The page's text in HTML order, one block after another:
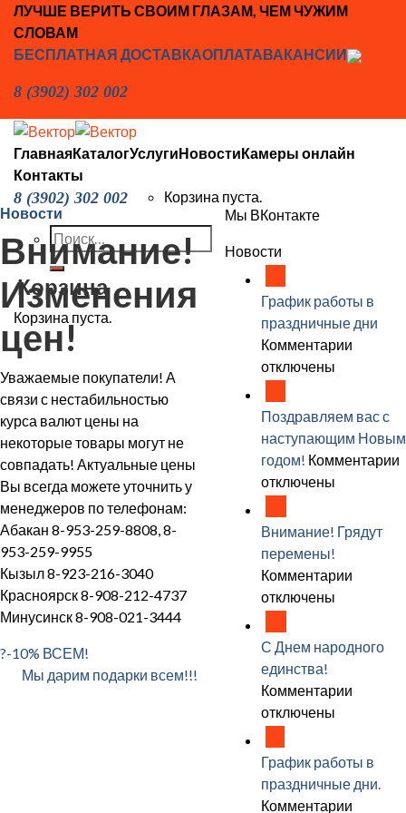
Skip
content
ЛУЧШЕ ВЕРИТЬ СВОИМ ГЛАЗАМ, ЧЕМ ЧУЖИМ
СЛОВАМ
БЕСПЛАТНАЯ ДОСТАВКАОПЛАТАВАКАНСИИ
8 (3902) 302 002
ГлавнаяКаталогУслугиНовостиКамеры онлайн
Контакты
8 (3902) 302 002 Корзина пуста.
Искать:
Корзина
Корзина пуста.
Новости
Внимание!
Изменения
цен!
Уважаемые покупатели! А
связи с нестабильностью
курса валют цены на
некоторые товары могут не
совпадать! Актуальные цены
Вы всегда можете уточнить у
менеджеров по телефонам:
Абакан 8-953-259-8808, 8-
953-259-9955
Кызыл 8-923-216-3040
Красноярск 8-908-212-4737
Минусинск 8-908-021-3444
?-10% ВСЕМ!
Мы дарим подарки всем!!!
Мы ВКонтакте
Новости
График работы в
праздничные дни
Комментарии
в
отключены
Поздравляем вас с
наступающим Новым
годом! Комментарии
отключены
Внимание! Грядут
перемены!
Комментарии
отключены
С Днем народного
единства!
Комментарии
отключены
График работы в
праздничные дни.
Комментарии